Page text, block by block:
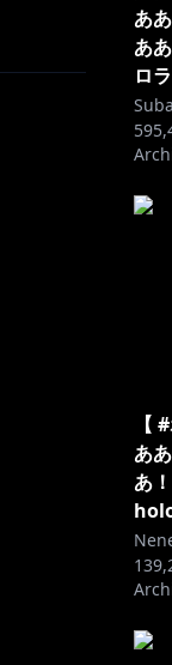
収益化
あ
あ
ロ
【
あ
あ